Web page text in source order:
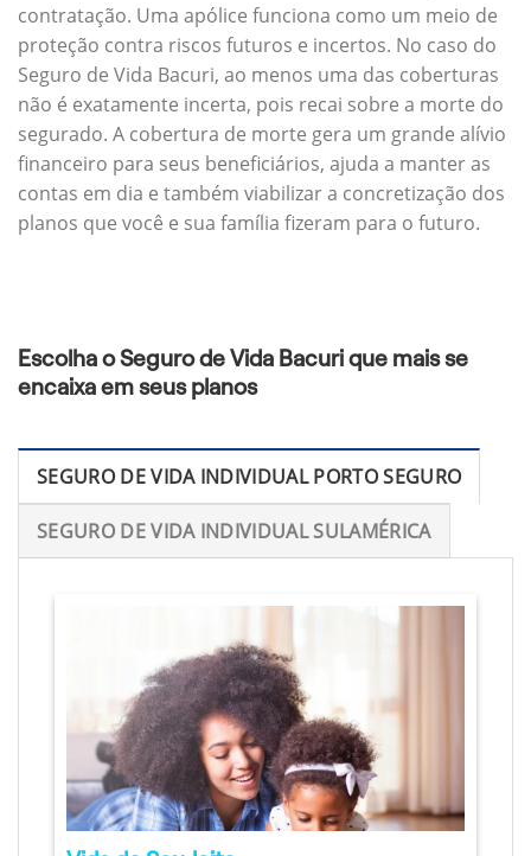
contratação. Uma apólice funciona como um meio de
proteção contra riscos futuros e incertos. No caso do
Seguro de Vida Bacuri, ao menos uma das coberturas
não é exatamente incerta, pois recai sobre a morte do
segurado. A cobertura de morte gera um grande alívio
financeiro para seus beneficiários, ajuda a manter as
contas em dia e também viabilizar a concretização dos
planos que você e sua família fizeram para o futuro.
Escolha o Seguro de Vida Bacuri que mais se
encaixa em seus planos
SEGURO DE VIDA INDIVIDUAL PORTO SEGURO
SEGURO DE VIDA INDIVIDUAL SULAMÉRICA